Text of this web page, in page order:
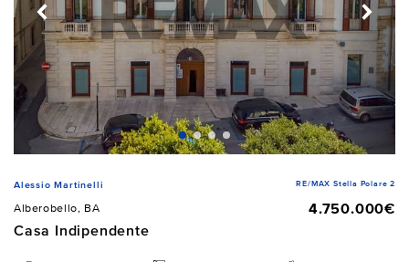
Alessio Martinelli RE/MAX Stella Polare 2
Alberobello, BA
4.750.000€
Casa Indipendente